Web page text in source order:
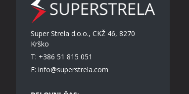
Super Strela d.o.o., CKŽ 46, 8270
Krško
T: +386 51 815 051
E: info@superstrela.com